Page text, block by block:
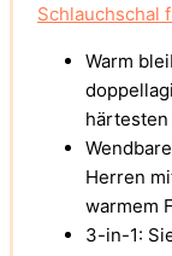
Schlauchschal
Warm
Herren
warmem
3-in-1: